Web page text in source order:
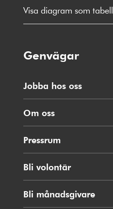
Visa diagram som tabell
Genvägar
Jobba hos oss
Om oss
Pressrum
Bli volontär
Bli månadsgivare